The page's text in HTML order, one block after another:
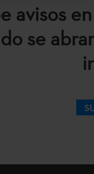
avisos
se